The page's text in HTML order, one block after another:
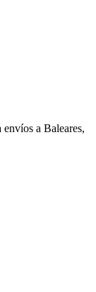
a Baleares,